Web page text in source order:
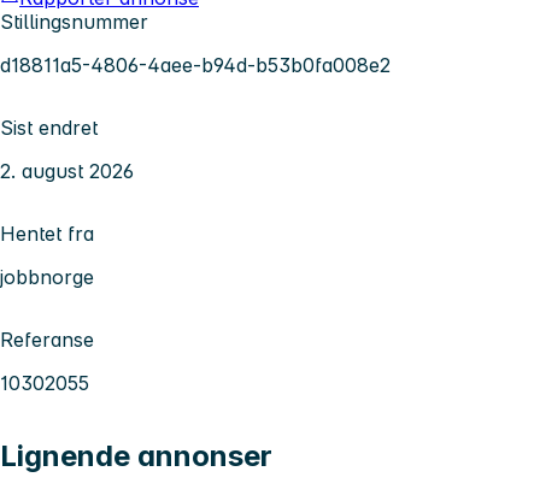
Stillingsnummer
d18811a5-4806-4aee-b94d-b53b0fa008e2
Sist endret
2. august 2026
Hentet fra
jobbnorge
Referanse
10302055
Lignende annonser